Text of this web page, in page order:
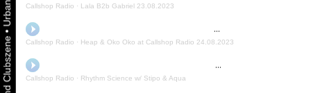
•
Callshop Radio · Lala B2b Gabriel 23.08.2023
Callshop Radio · Heap & Oko Oko at Callshop Radio 24.08.2023
Callshop Radio · Rhythm Science w/ Stipo & Aqua